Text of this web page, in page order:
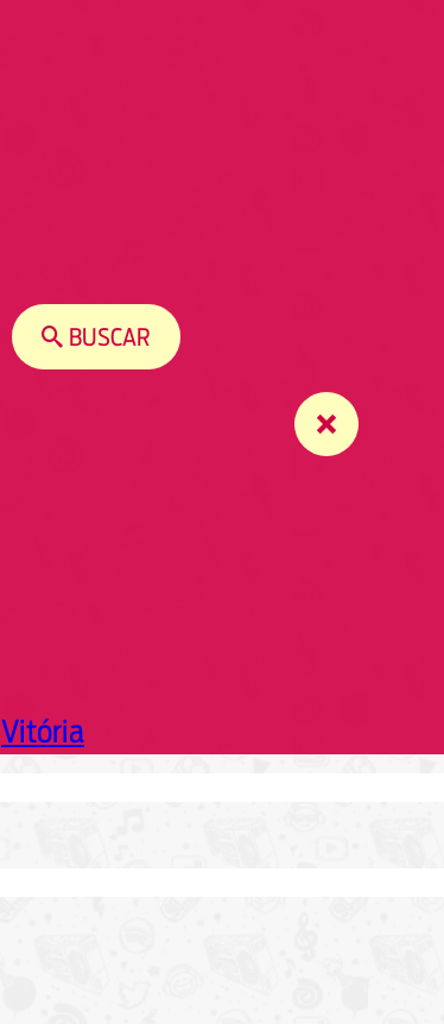
BUSCAR
Vitória